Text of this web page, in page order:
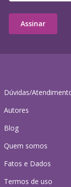
Dúvidas/
Autores
Blog
Quem somos
Fatos e Dados
Termos de uso
Assinar